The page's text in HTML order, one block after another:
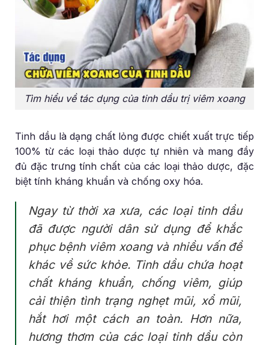
Tìm hiểu về tác dụng của tinh dầu trị viêm xoang
Tinh dầu là dạng chất lỏng được chiết xuất trực tiếp
100% từ các loại thảo dược tự nhiên và mang đầy
đủ đặc trưng tính chất của các loại thảo dược, đặc
biệt tính kháng khuẩn và chống oxy hóa.
Ngay từ thời xa xưa, các loại tinh dầu
đã được người dân sử dụng để khắc
phục bệnh viêm xoang và nhiều vấn đề
khác về sức khỏe. Tinh dầu chứa hoạt
chất kháng khuẩn, chống viêm, giúp
cải thiện tình trạng nghẹt mũi, xổ mũi,
hắt hơi một cách an toàn. Hơn nữa,
hương thơm của các loại tinh dầu còn